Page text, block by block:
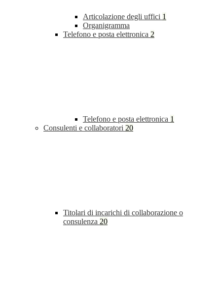
Articolazione degli uffici 1
Organigramma
Telefono e posta elettronica 2
Telefono e posta elettronica 1
Consulenti e collaboratori 20
Titolari di incarichi di collaborazione o
consulenza 20